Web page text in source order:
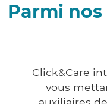
Parmi
Click&Care
vous